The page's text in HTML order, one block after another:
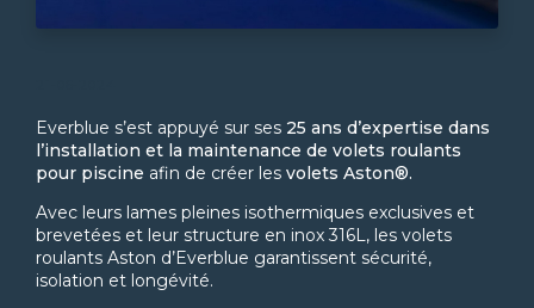
Everblue s’est appuyé sur ses 25 ans d’expertise dans
l’installation et la maintenance de volets roulants
pour piscine afin de créer les volets Aston®.
Avec leurs lames pleines isothermiques exclusives et
brevetées et leur structure en inox 316L, les volets
roulants Aston d’Everblue garantissent sécurité,
isolation et longévité.